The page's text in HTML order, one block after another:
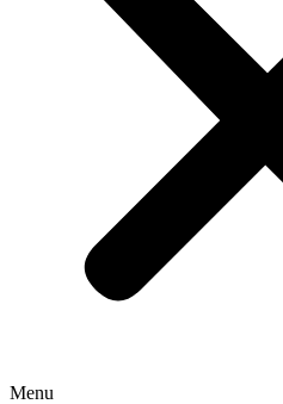
Menu